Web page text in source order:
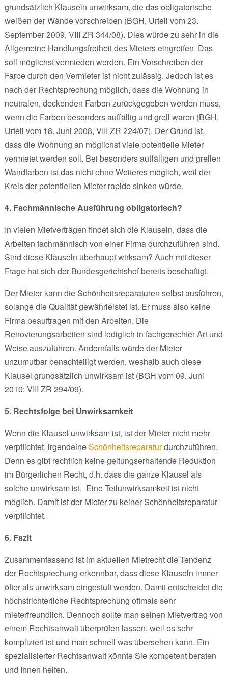
grundsätzlich Klauseln unwirksam, die das obligatorische
weißen der Wände vorschreiben (BGH, Urteil vom 23.
September 2009, VIII ZR 344/08). Dies würde zu sehr in die
Allgemeine Handlungsfreiheit des Mieters eingreifen. Das
soll möglichst vermieden werden. Ein Vorschreiben der
Farbe durch den Vermieter ist nicht zulässig. Jedoch ist es
nach der Rechtsprechung möglich, dass die Wohnung in
neutralen, deckenden Farben zurückgegeben werden muss,
wenn die Farben besonders auffällig und grell waren (BGH,
Urteil vom 18. Juni 2008, VIII ZR 224/07). Der Grund ist,
dass die Wohnung an möglichst viele potentielle Mieter
vermietet werden soll. Bei besonders auffälligen und grellen
Wandfarben ist das nicht ohne Weiteres möglich, weil der
Kreis der potentiellen Mieter rapide sinken würde.
4. Fachmännische Ausführung obligatorisch?
In vielen Mietverträgen findet sich die Klauseln, dass die
Arbeiten fachmännisch von einer Firma durchzuführen sind.
Sind diese Klauseln überhaupt wirksam? Auch mit dieser
Frage hat sich der Bundesgerichtshof bereits beschäftigt.
Der Mieter kann die Schönheitsreparaturen selbst ausführen,
solange die Qualität gewährleistet ist. Er muss also keine
Firma beauftragen mit den Arbeiten. Die
Renovierungsarbeiten sind lediglich in fachgerechter Art und
Weise auszuführen. Andernfalls würde der Mieter
unzumutbar benachteiligt werden, weshalb auch diese
Klausel grundsätzlich unwirksam ist (BGH vom 09. Juni
2010: VIII ZR 294/09).
5. Rechtsfolge bei Unwirksamkeit
Wenn die Klausel unwirksam ist, ist der Mieter nicht mehr
verpflichtet, irgendeineSchönheitsreparaturdurchzuführen.
Denn es gibt rechtlich keine geltungserhaltende Reduktion
im Bürgerlichen Recht, d.h. dass die ganze Klausel als
solche unwirksam ist. Eine Teilunwirksamkeit ist nicht
möglich. Damit ist der Mieter zu keiner Schönheitsreparatur
verpflichtet.
6. Fazit
Zusammenfassend ist im aktuellen Mietrecht die Tendenz
der Rechtsprechung erkennbar, dass diese Klauseln immer
öfter als unwirksam eingestuft werden. Damit entscheidet die
höchstrichterliche Rechtsprechung oftmals sehr
mieterfreundlich. Dennoch sollte man seinen Mietvertrag von
einem Rechtsanwalt überprüfen lassen, weil es sehr
kompliziert ist und man schnell was übersehen kann. Ein
spezialisierter Rechtsanwalt könnte Sie kompetent beraten
und Ihnen helfen.